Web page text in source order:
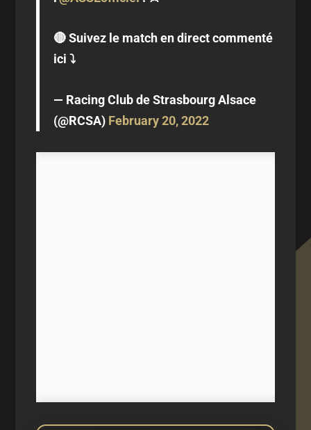
🔴 Suivez le match en direct commenté
ici ⤵️
— Racing Club de Strasbourg Alsace
(@RCSA) February 20, 2022